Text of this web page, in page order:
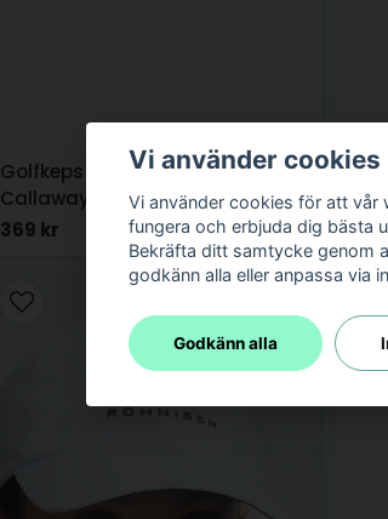
Golfkeps dam med markör I
Callaway Stitch Magnet Vit
369 kr
369
Vi använder cookies
Vi använder cookies för att vår
fungera och erbjuda dig bästa
Bekräfta ditt samtycke genom
godkänn alla eller anpassa via
Godkänn alla